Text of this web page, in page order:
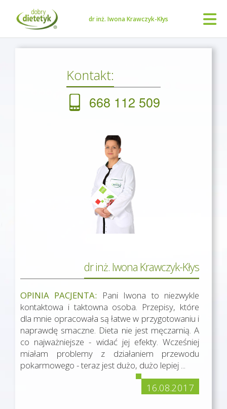
dr inż. Iwona Krawczyk-Kłys
Kontakt:
668 112 509
dr inż. Iwona Krawczyk-Kłys
OPINIA PACJENTA: Pani Iwona to niezwykle
kontaktowa i taktowna osoba. Przepisy, które
dla mnie opracowała są łatwe w przygotowaniu i
naprawdę smaczne. Dieta nie jest męczarnią. A
co najważniejsze - widać jej efekty. Wcześniej
miałam problemy z działaniem przewodu
pokarmowego - teraz jest dużo, dużo lepiej ...
16.08.2017